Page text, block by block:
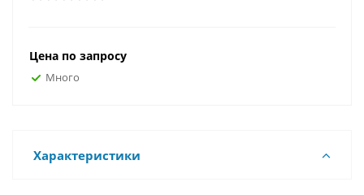
Цена по запросу
Много
Характеристики